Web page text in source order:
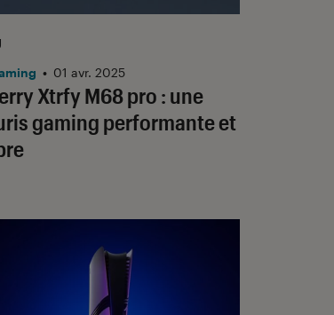
Xtrfy M68 pro : une
gaming performante et
• 01 avr. 2025